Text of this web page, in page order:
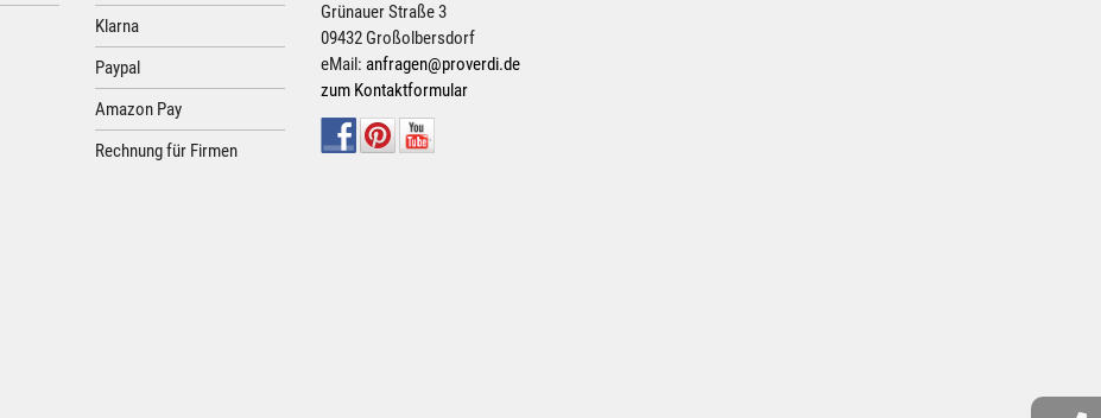
Klarna
Paypal
Amazon Pay
Rechnung für Firmen
Grünauer Straße 3
09432 Großolbersdorf
eMail: anfragen@proverdi.de
zum Kontaktformular